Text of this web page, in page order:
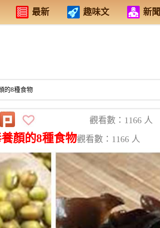
最新 趣味文 新聞
的8種食物
觀看數：1166 人
顏的8種食物觀看數：1166 人